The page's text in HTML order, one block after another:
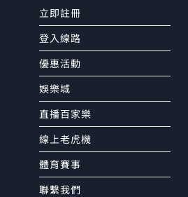
立即註冊
登入線路
優惠活動
娛樂城
直播百家樂
線上老虎機
體育賽事
聯繫我們